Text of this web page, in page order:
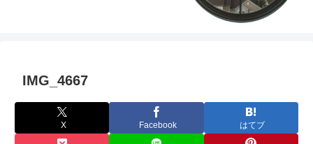
IMG_4667
X Facebook はてブ